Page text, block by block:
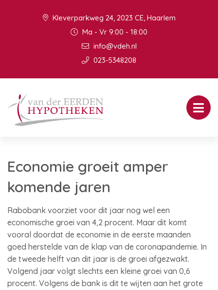
Kleverparkweg 24, 2023 CE, Haarlem
Ma - Vr 9:00 - 18:00
info@vdeh.nl
023-5348208
Economie groeit amper
komende jaren
Rabobank voorziet voor dit jaar nog wel een
economische groei van 4,2 procent. Maar dit komt
vooral doordat de economie in de eerste maanden
goed herstelde van de klap van de coronapandemie. In
de tweede helft van dit jaar is de groei afgezwakt.
Volgend jaar volgt slechts een kleine groei van 0,6
procent. Volgens de bank is dit te wijten aan het grote